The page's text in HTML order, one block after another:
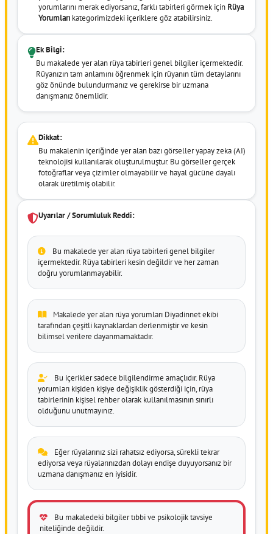
yorumlarını merak ediyorsanız, farklı tabirleri görmek için Rüya
Yorumları kategorimizdeki içeriklere göz atabilirsiniz.
Ek Bilgi:
Bu makalede yer alan rüya tabirleri genel bilgiler içermektedir.
Rüyanızın tam anlamını öğrenmek için rüyanın tüm detaylarını
göz önünde bulundurmanız ve gerekirse bir uzmana
danışmanız önemlidir.
Dikkat:
Bu makalenin içeriğinde yer alan bazı görseller yapay zeka (AI)
teknolojisi kullanılarak oluşturulmuştur. Bu görseller gerçek
fotoğraflar veya çizimler olmayabilir ve hayal gücüne dayalı
olarak üretilmiş olabilir.
Uyarılar / Sorumluluk Reddi:
Bu makalede yer alan rüya tabirleri genel bilgiler
içermektedir. Rüya tabirleri kesin değildir ve her zaman
doğru yorumlanmayabilir.
Makalede yer alan rüya yorumları Diyadinnet ekibi
tarafından çeşitli kaynaklardan derlenmiştir ve kesin
bilimsel verilere dayanmamaktadır.
Bu içerikler sadece bilgilendirme amaçlıdır. Rüya
yorumları kişiden kişiye değişiklik gösterdiği için, rüya
tabirlerinin kişisel rehber olarak kullanılmasının sınırlı
olduğunu unutmayınız.
Eğer rüyalarınız sizi rahatsız ediyorsa, sürekli tekrar
ediyorsa veya rüyalarınızdan dolayı endişe duyuyorsanız bir
uzmana danışmanız en iyisidir.
Bu makaledeki bilgiler tıbbi ve psikolojik tavsiye
niteliğinde değildir.